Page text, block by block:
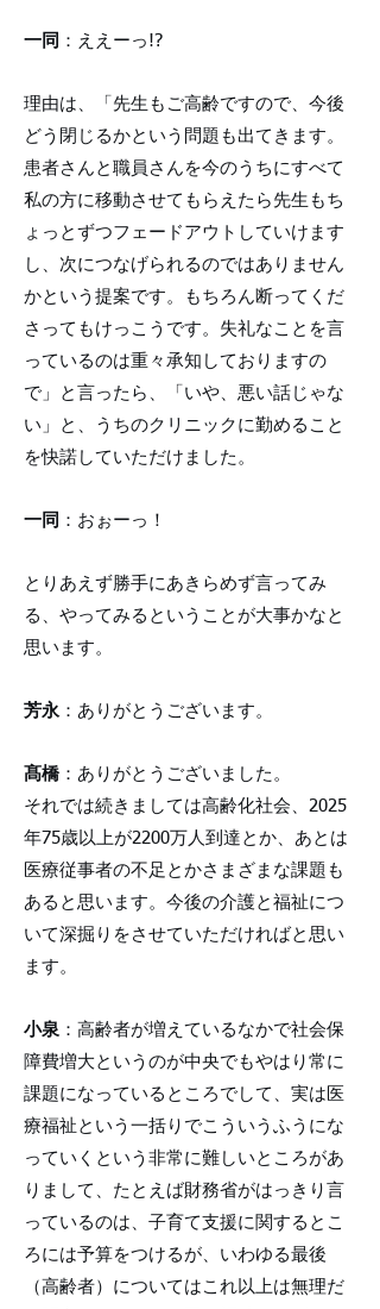
一同 ：ええーっ!?
理由は、「先生もご高齢ですので、今後
どう閉じるかという問題も出てきます。
患者さんと職員さんを今のうちにすべて
私の方に移動させてもらえたら先生もち
ょっとずつフェードアウトしていけます
し、次につなげられるのではありません
かという提案です。もちろん断ってくだ
さってもけっこうです。失礼なことを言
っているのは重々承知しておりますの
で」と言ったら、「いや、悪い話じゃな
い」と、うちのクリニックに勤めること
を快諾していただけました。
一同 ：おぉーっ！
とりあえず勝手にあきらめず言ってみ
る、やってみるということが大事かなと
思います。
芳永：ありがとうございます。
髙橋 ：ありがとうございました。
それでは続きましては高齢化社会、2025
年75歳以上が2200万人到達とか、あとは
医療従事者の不足とかさまざまな課題も
あると思います。今後の介護と福祉につ
いて深掘りをさせていただければと思い
ます。
小泉 ：高齢者が増えているなかで社会保
障費増大というのが中央でもやはり常に
課題になっているところでして、実は医
療福祉という一括りでこういうふうにな
っていくという非常に難しいところがあ
りまして、たとえば財務省がはっきり言
っているのは、子育て支援に関するとこ
ろには予算をつけるが、いわゆる最後
（高齢者）についてはこれ以上は無理だ